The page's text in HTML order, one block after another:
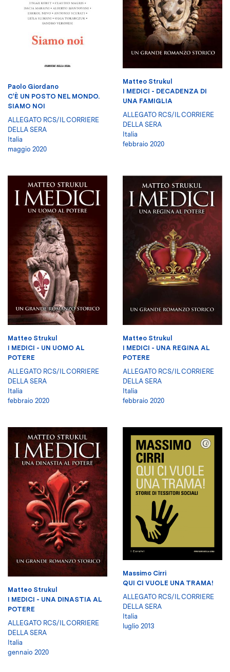
Paolo Giordano
C'È UN POSTO NEL MONDO.
SIAMO NOI
ALLEGATO RCS/IL CORRIERE
DELLA SERA
Italia
maggio 2020
Matteo Strukul
I MEDICI - DECADENZA DI
UNA FAMIGLIA
ALLEGATO RCS/IL CORRIERE
DELLA SERA
Italia
febbraio 2020
Matteo Strukul
I MEDICI - UN UOMO AL
POTERE
ALLEGATO RCS/IL CORRIERE
DELLA SERA
Italia
febbraio 2020
Matteo Strukul
I MEDICI - UNA REGINA AL
POTERE
ALLEGATO RCS/IL CORRIERE
DELLA SERA
Italia
febbraio 2020
Matteo Strukul
I MEDICI - UNA DINASTIA AL
POTERE
ALLEGATO RCS/IL CORRIERE
DELLA SERA
Italia
gennaio 2020
Massimo Cirri
QUI CI VUOLE UNA TRAMA!
ALLEGATO RCS/IL CORRIERE
DELLA SERA
Italia
luglio 2013